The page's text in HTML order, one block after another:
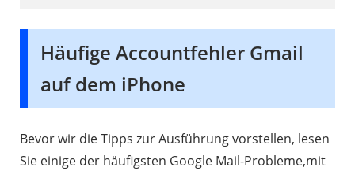
Häufige Accountfehler Gmail
auf dem iPhone
Bevor wir die Tipps zur Ausführung vorstellen, lesen
Sie einige der häufigsten Google Mail-Probleme,mit